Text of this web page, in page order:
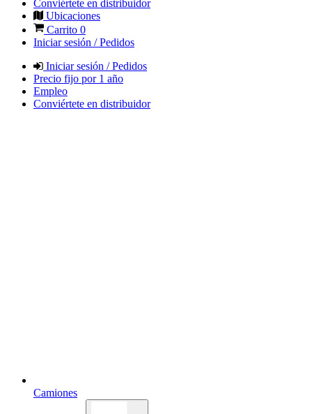
Conviértete en distribuidor
Ubicaciones
Carrito 0
Iniciar sesión / Pedidos
Iniciar sesión / Pedidos
Precio fijo por 1 año
Empleo
Conviértete en distribuidor
Camiones